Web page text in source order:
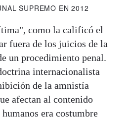
SUPREMO EN 2012
como la calificó el
fuera de los juicios de la
un procedimiento penal.
internacionalista
de la amnistía
afectan al contenido
era costumbre